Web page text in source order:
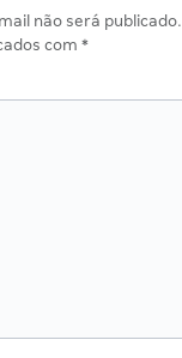
não será publicado.
com *